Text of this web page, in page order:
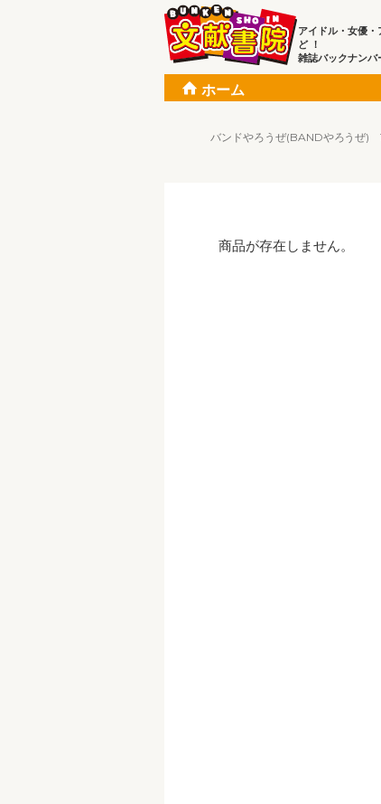
アイドル・女優
ど ！
雑誌バックナンバ
ホーム
バンドやろうぜ(BANDやろうぜ)
商品が存在しません。